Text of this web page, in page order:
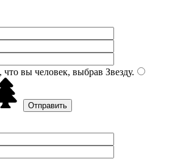
вы человек, выбрав Звезду.